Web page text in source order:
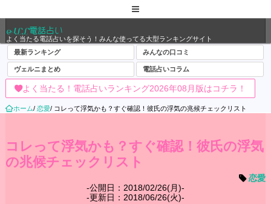
ALL電話占い
よく当たる電話占いを探そう！みんな使ってる大型ランキングサイト
最新ランキング
みんなの口コミ
ヴェルニまとめ 電話占いコラム
よく当たる！電話占いランキング2026年08月版はコチラ！
ホーム/ 恋愛/ コレって浮気かも？すぐ確認！彼氏の浮気の兆候チェックリスト
コレって浮気かも？すぐ確認！彼氏の浮気
の兆候チェックリスト
恋愛
公開日：2018/02/26(月)
更新日：2018/06/26(火)